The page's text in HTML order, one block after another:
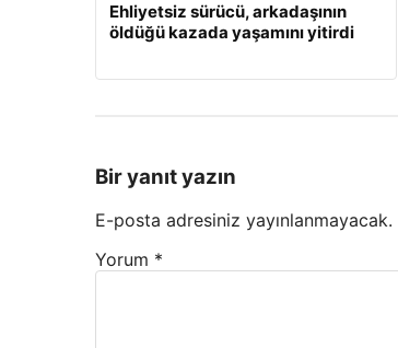
Ehliyetsiz sürücü, arkadaşının
öldüğü kazada yaşamını yitirdi
Bir yanıt yazın
E-posta adresiniz yayınlanmayacak.
Yorum *